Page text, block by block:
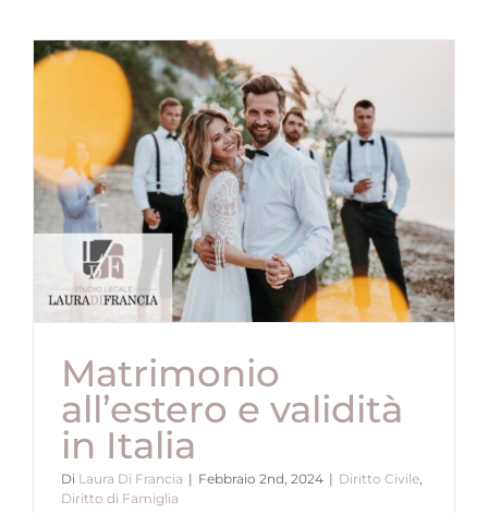
Matrimonio
all’estero e validità
in Italia
Di Laura Di Francia | Febbraio 2nd, 2024 | Diritto Civile
Diritto di Famiglia